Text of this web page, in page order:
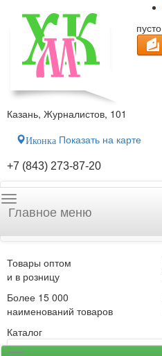
пусто
Казань, Журналистов, 101
Иконка Показать на карте
+7 (843) 273-87-20
Главное меню
Товары оптом
и в розницу
Более 15 000
наименований товаров
Каталог